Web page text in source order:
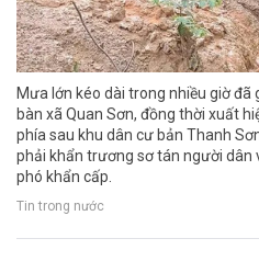
Mưa lớn kéo dài trong nhiều giờ
bàn xã Quan Sơn, đồng thời xuất
phía sau khu dân cư bản Thanh
phải khẩn trương sơ tán người dân
phó khẩn cấp.
Tin trong nước